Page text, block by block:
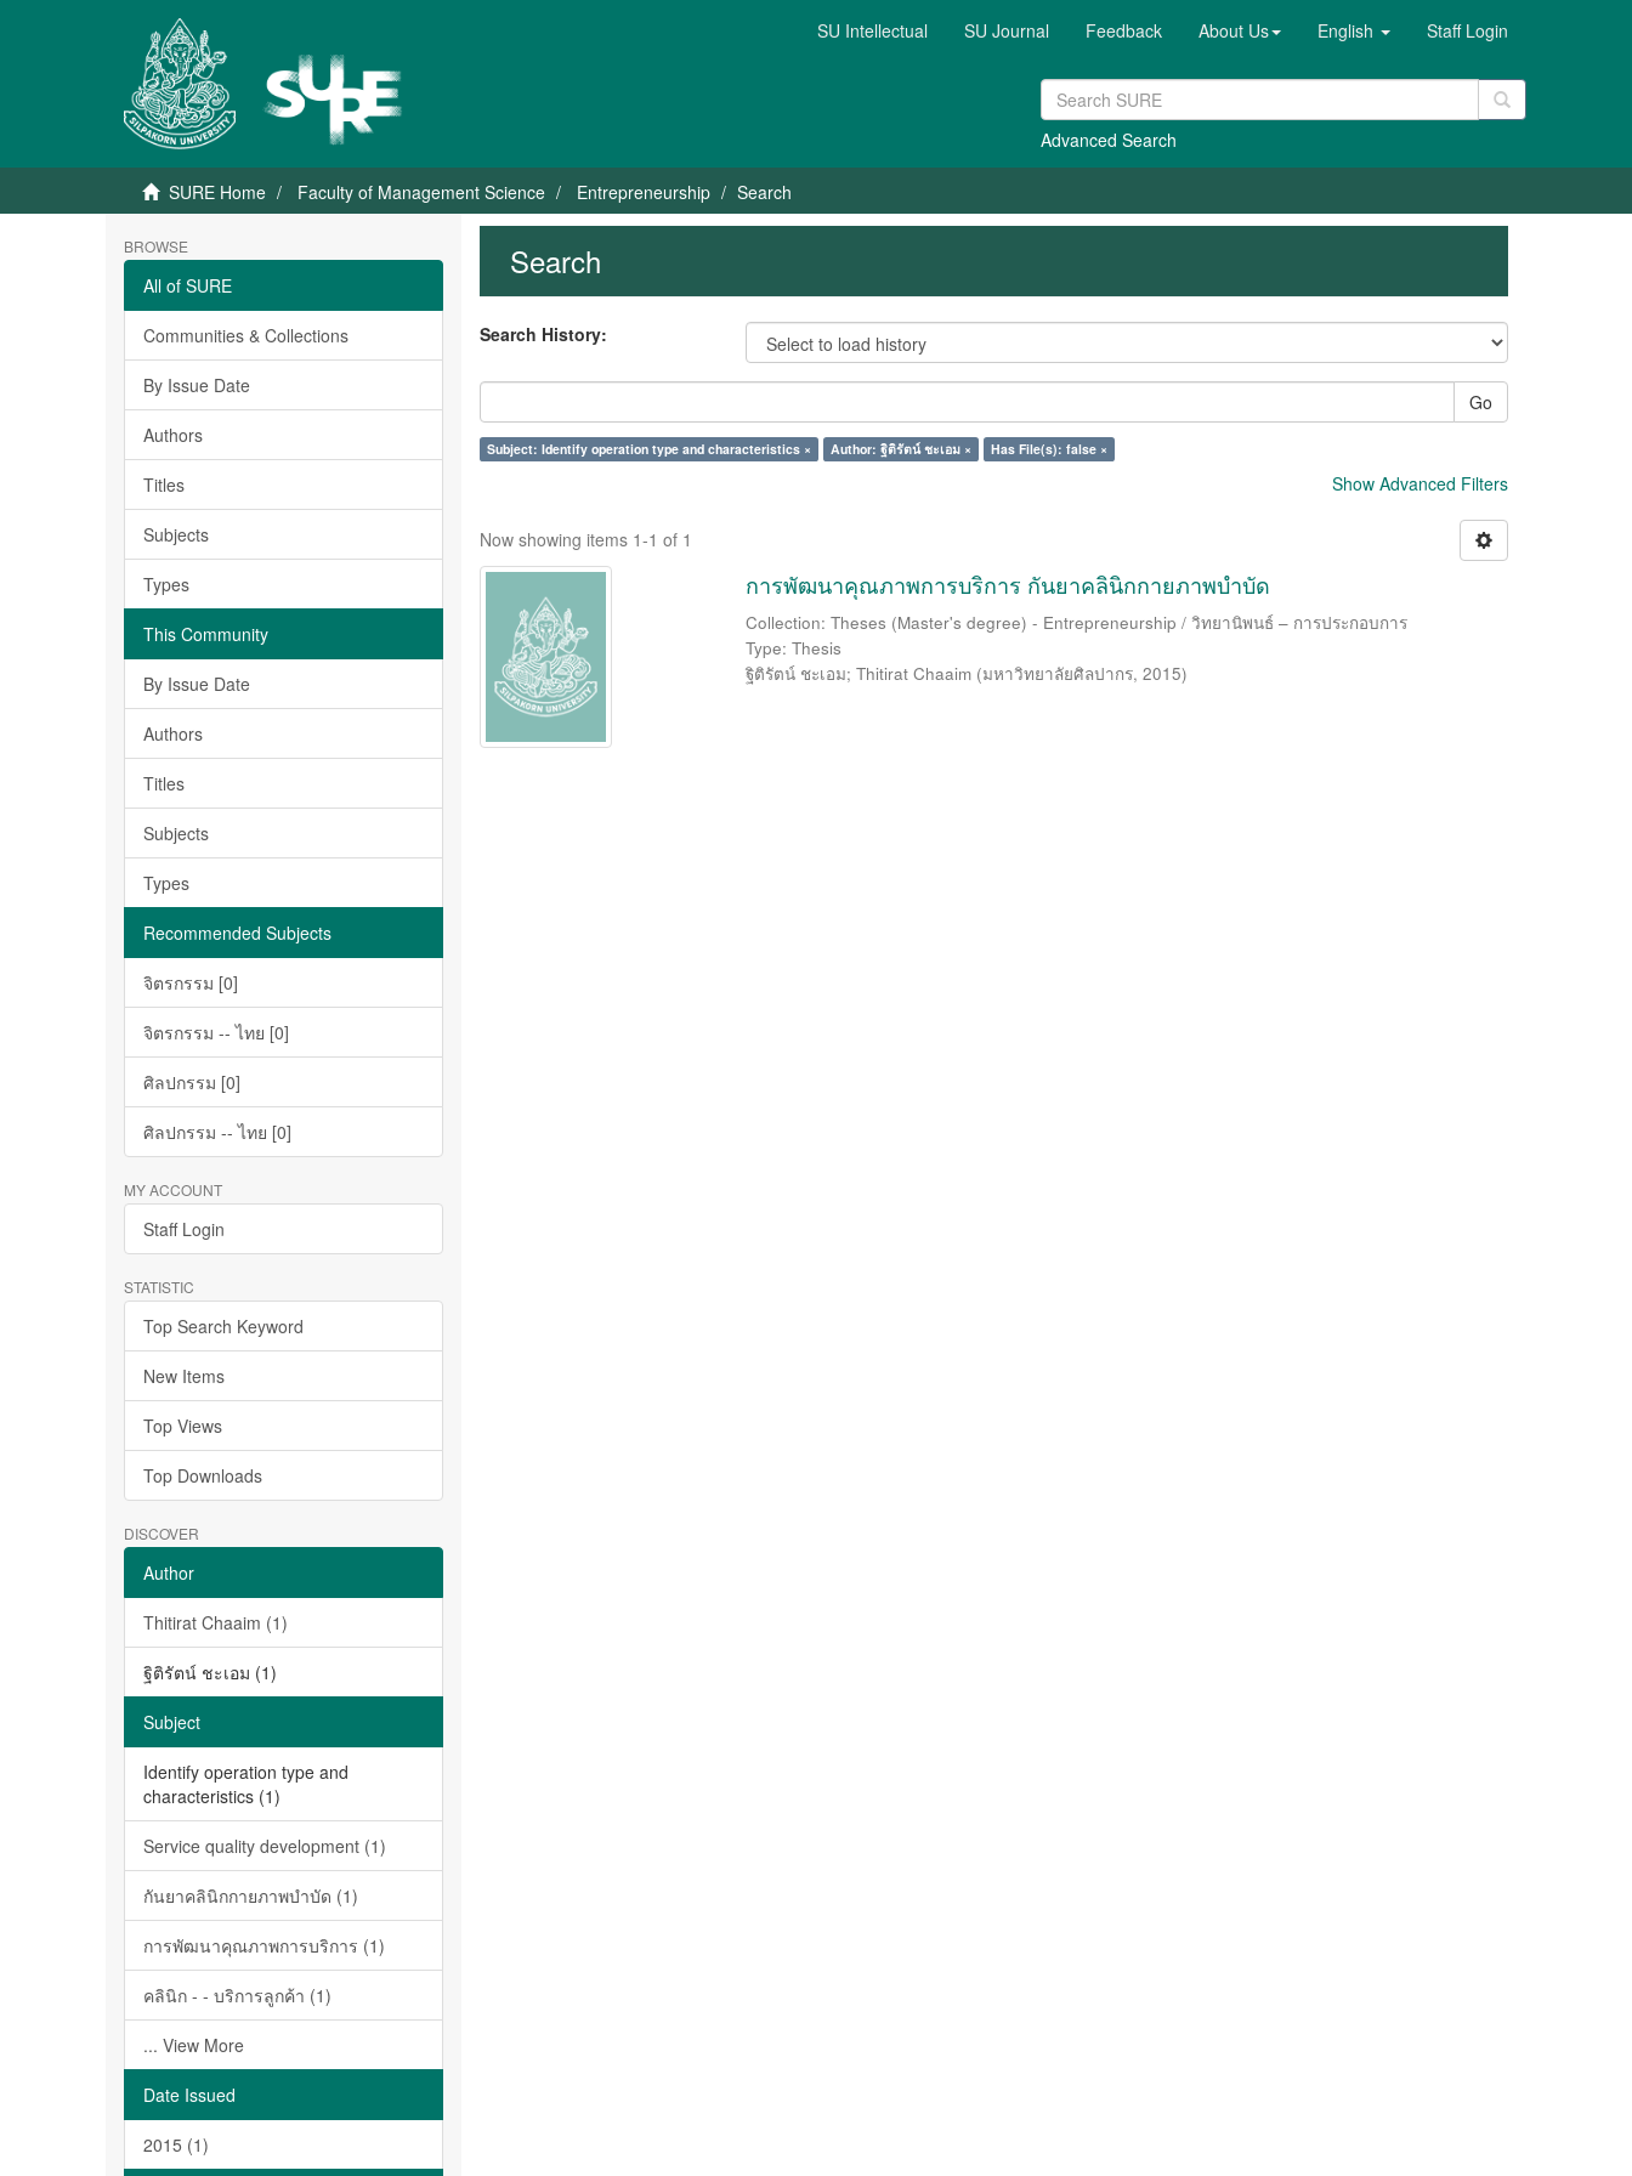
SU Intellectual SU Journal Feedback About Us English Staff Login
Advanced Search
SURE Home Faculty of Management Science Entrepreneurship Search
BROWSE
All of SURE
Communities & Collections
By Issue Date
Authors
Titles
Subjects
Types
This Community
By Issue Date
Authors
Titles
Subjects
Types
Recommended Subjects
จิตรกรรม [0]
จิตรกรรม -- ไทย [0]
ศิลปกรรม [0]
ศิลปกรรม -- ไทย [0]
MY ACCOUNT
Staff Login
STATISTIC
Top Search Keyword
New Items
Top Views
Top Downloads
DISCOVER
Author
Thitirat Chaaim (1)
ฐิติรัตน์ ชะเอม (1)
Subject
Identify operation type and
characteristics (1)
Service quality development (1)
กันยาคลินิกกายภาพบำบัด (1)
การพัฒนาคุณภาพการบริการ (1)
คลินิก - - บริการลูกค้า (1)
... View More
Date Issued
2015 (1)
Search
Search History:
Go
Subject: Identify operation type and characteristics × Author: ฐิติรัตน์ ชะเอม × Has File(s): false ×
Show Advanced Filters
Now showing items 1-1 of 1
การพัฒนาคุณภาพการบริการ กันยาคลินิกกายภาพบำบัด
Collection: Theses (Master's degree) - Entrepreneurship / วิทยานิพนธ์ – การประกอบการ
Type: Thesis
ฐิติรัตน์ ชะเอม; Thitirat Chaaim (มหาวิทยาลัยศิลปากร, 2015)